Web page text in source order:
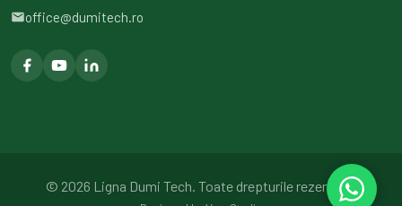
office@dumitech.ro
© 2026 Ligna Dumi Tech. Toate drepturile rezervate.